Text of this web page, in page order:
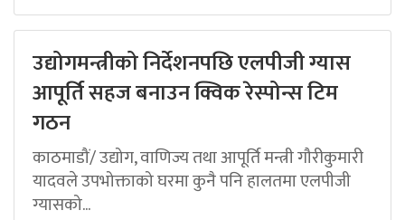
उद्योगमन्त्रीको निर्देशनपछि एलपीजी ग्यास
आपूर्ति सहज बनाउन क्विक रेस्पोन्स टिम
गठन
काठमाडौं/ उद्योग, वाणिज्य तथा आपूर्ति मन्त्री गौरीकुमारी
यादवले उपभोक्ताको घरमा कुनै पनि हालतमा एलपीजी
ग्यासको...